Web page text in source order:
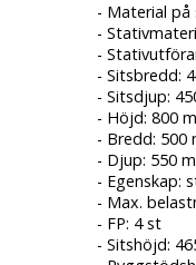
- Material
-
-
- Sitsbredd:
- Sitsdjup:
- Höjd: 800
- Bredd: 500
- Djup: 550
- Egenskap:
- Max.
- FP: 4 st
- Sitshöjd: